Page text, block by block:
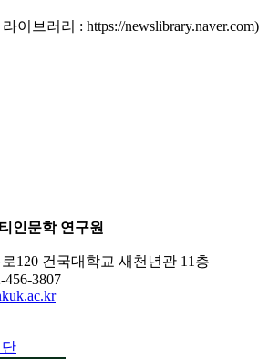
이브러리 : https://newslibrary.naver.com)
인문학 연구원
120 건국대학교 새천년관 11층
456-3807